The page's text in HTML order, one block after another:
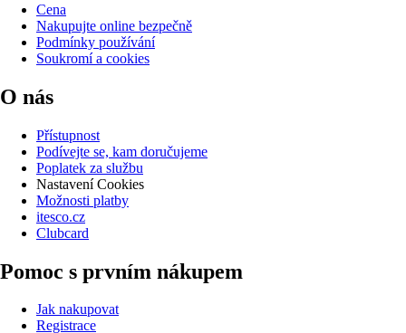
Cena
Nakupujte online bezpečně
Podmínky používání
Soukromí a cookies
O nás
Přístupnost
Podívejte se, kam doručujeme
Poplatek za službu
Nastavení Cookies
Možnosti platby
itesco.cz
Clubcard
Pomoc s prvním nákupem
Jak nakupovat
Registrace